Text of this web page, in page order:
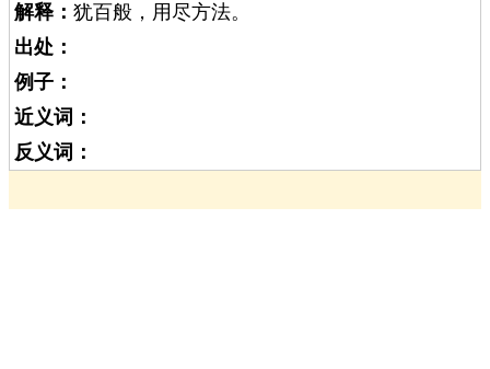
解释： 犹百般，用尽方法。
出处：
例子：
近义词：
反义词：